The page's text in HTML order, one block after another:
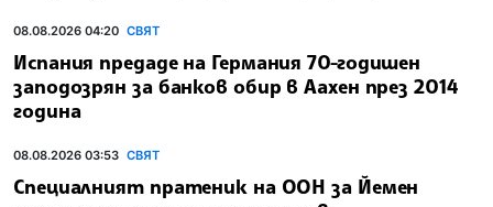
08.08.2026 04:20 СВЯТ
Испания предаде на Германия 70-годишен
заподозрян за банков обир в Аахен през 2014
година
08.08.2026 03:53 СВЯТ
Специалният пратеник на ООН за Йемен